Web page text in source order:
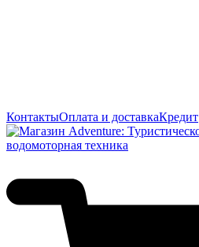
КонтактыОплата и доставкаКредит